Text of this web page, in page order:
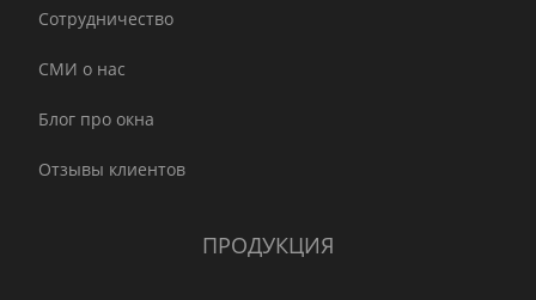
Сотрудничество
СМИ о нас
Блог про окна
Отзывы клиентов
ПРОДУКЦИЯ